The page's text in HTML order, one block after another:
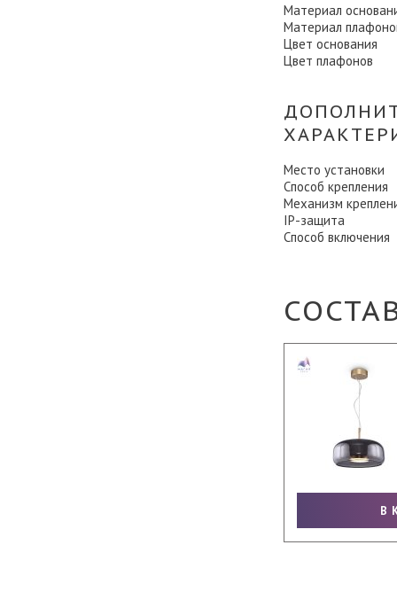
Материал
Материал
Цвет основания
Цвет плафонов
Место установки
Способ крепления
Механизм
IP-защита
Способ включения